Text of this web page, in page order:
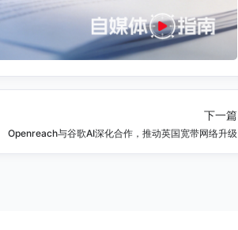
下一篇
Openreach与谷歌AI深化合作，推动英国宽带网络升级